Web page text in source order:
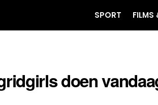
SPORT FILMS
doen